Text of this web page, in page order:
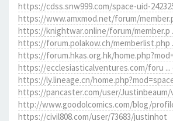
https://cdss.snw999.com/space-uid-
https://www.amxmod.net/forum/
https://knightwar.online/forum/member.p
https://forum.polakow.ch/memberlist.php
https://forum.hkas.org.hk/
https://ecclesiasticalventures.com/foru ...
https://ly.lineage.cn/
https://pancaster.com/user/Justinbeaum/
http://www.goodolcomics.com/blog/
https://civil808.com/user/73683/justinhot